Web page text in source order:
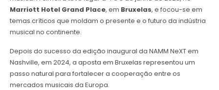
Marriott Hotel Grand Place, em Bruxelas, e focou-se em
temas críticos que moldam o presente e o futuro da indústria
musical no continente.
Depois do sucesso da edição inaugural da NAMM NeXT em
Nashville, em 2024, a aposta em Bruxelas representou um
passo natural para fortalecer a cooperação entre os
mercados musicais da Europa.